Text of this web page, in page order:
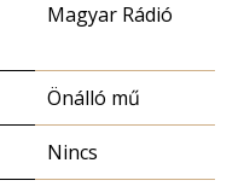
Magyar Rádió
Önálló mű
Nincs